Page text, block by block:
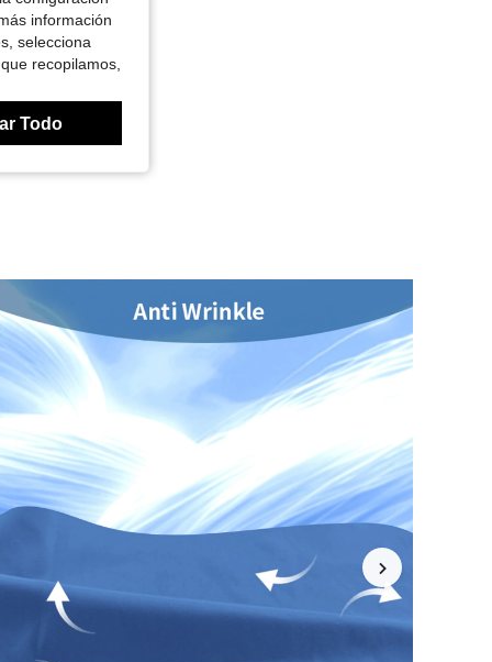
información
selecciona
recopilamos,
Todo